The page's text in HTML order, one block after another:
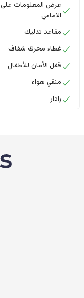
عرض المعلومات على
الامامي
مقاعد تدليك
غطاء محرك شفاف
قفل الأمان للأطفال
منقي هواء
رادار